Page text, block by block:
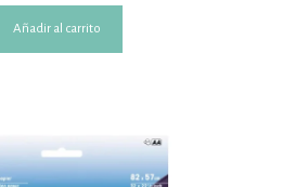
Añadir al carrito